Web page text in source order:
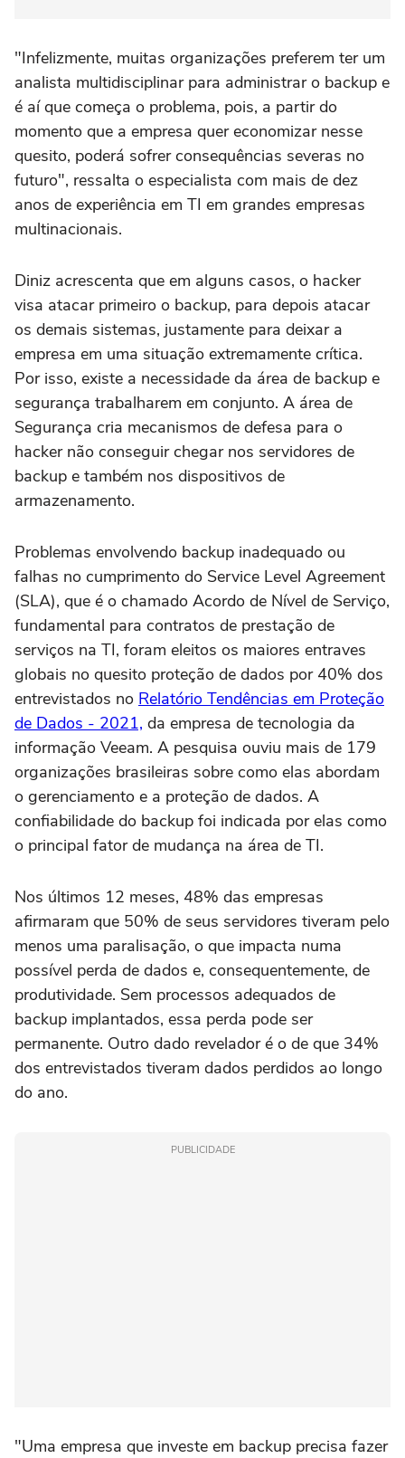
"Infelizmente, muitas organizações preferem ter um
analista multidisciplinar para administrar o backup e
é aí que começa o problema, pois, a partir do
momento que a empresa quer economizar nesse
quesito, poderá sofrer consequências severas no
futuro", ressalta o especialista com mais de dez
anos de experiência em TI em grandes empresas
multinacionais.
Diniz acrescenta que em alguns casos, o hacker
visa atacar primeiro o backup, para depois atacar
os demais sistemas, justamente para deixar a
empresa em uma situação extremamente crítica.
Por isso, existe a necessidade da área de backup e
segurança trabalharem em conjunto. A área de
Segurança cria mecanismos de defesa para o
hacker não conseguir chegar nos servidores de
backup e também nos dispositivos de
armazenamento.
Problemas envolvendo backup inadequado ou
falhas no cumprimento do Service Level Agreement
(SLA), que é o chamado Acordo de Nível de Serviço,
fundamental para contratos de prestação de
serviços na TI, foram eleitos os maiores entraves
globais no quesito proteção de dados por 40% dos
entrevistados no Relatório Tendências em Proteção
de Dados - 2021, da empresa de tecnologia da
informação Veeam. A pesquisa ouviu mais de 179
organizações brasileiras sobre como elas abordam
o gerenciamento e a proteção de dados. A
confiabilidade do backup foi indicada por elas como
o principal fator de mudança na área de TI.
Nos últimos 12 meses, 48% das empresas
afirmaram que 50% de seus servidores tiveram pelo
menos uma paralisação, o que impacta numa
possível perda de dados e, consequentemente, de
produtividade. Sem processos adequados de
backup implantados, essa perda pode ser
permanente. Outro dado revelador é o de que 34%
dos entrevistados tiveram dados perdidos ao longo
do ano.
PUBLICIDADE
"Uma empresa que investe em backup precisa fazer